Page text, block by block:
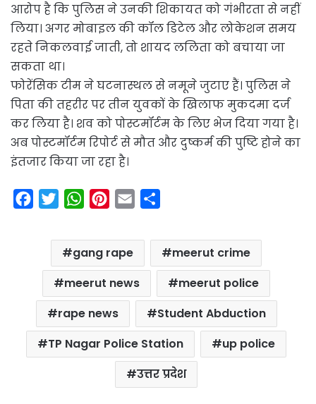
आरोप है कि पुलिस ने उनकी शिकायत को गंभीरता से नहीं
लिया। अगर मोबाइल की कॉल डिटेल और लोकेशन समय
रहते निकलवाई जाती, तो शायद ललिता को बचाया जा
सकता था।
फोरेंसिक टीम ने घटनास्थल से नमूने जुटाए हैं। पुलिस ने
पिता की तहरीर पर तीन युवकों के खिलाफ मुकदमा दर्ज
कर लिया है। शव को पोस्टमॉर्टम के लिए भेज दिया गया है।
अब पोस्टमॉर्टम रिपोर्ट से मौत और दुष्कर्म की पुष्टि होने का
इंतजार किया जा रहा है।
o
k
i
t
t
e
r
W
a
t
s
A
p
p
n
t
e
r
e
s
t
a
l
a
r
gang rape
meerut crime
meerut news
meerut police
rape news
Student Abduction
TP Nagar Police Station
up police
उत्तर प्रदेश